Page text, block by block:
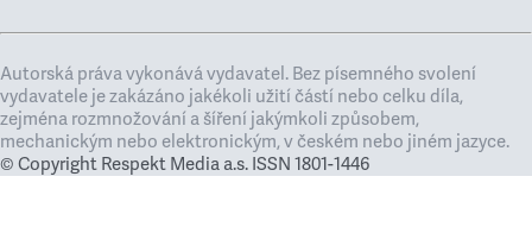
Autorská práva vykonává vydavatel. Bez písemného svolení
vydavatele je zakázáno jakékoli užití částí nebo celku díla,
zejména rozmnožování a šíření jakýmkoli způsobem,
mechanickým nebo elektronickým, v českém nebo jiném jazyce.
© Copyright Respekt Media a.s. ISSN 1801-1446